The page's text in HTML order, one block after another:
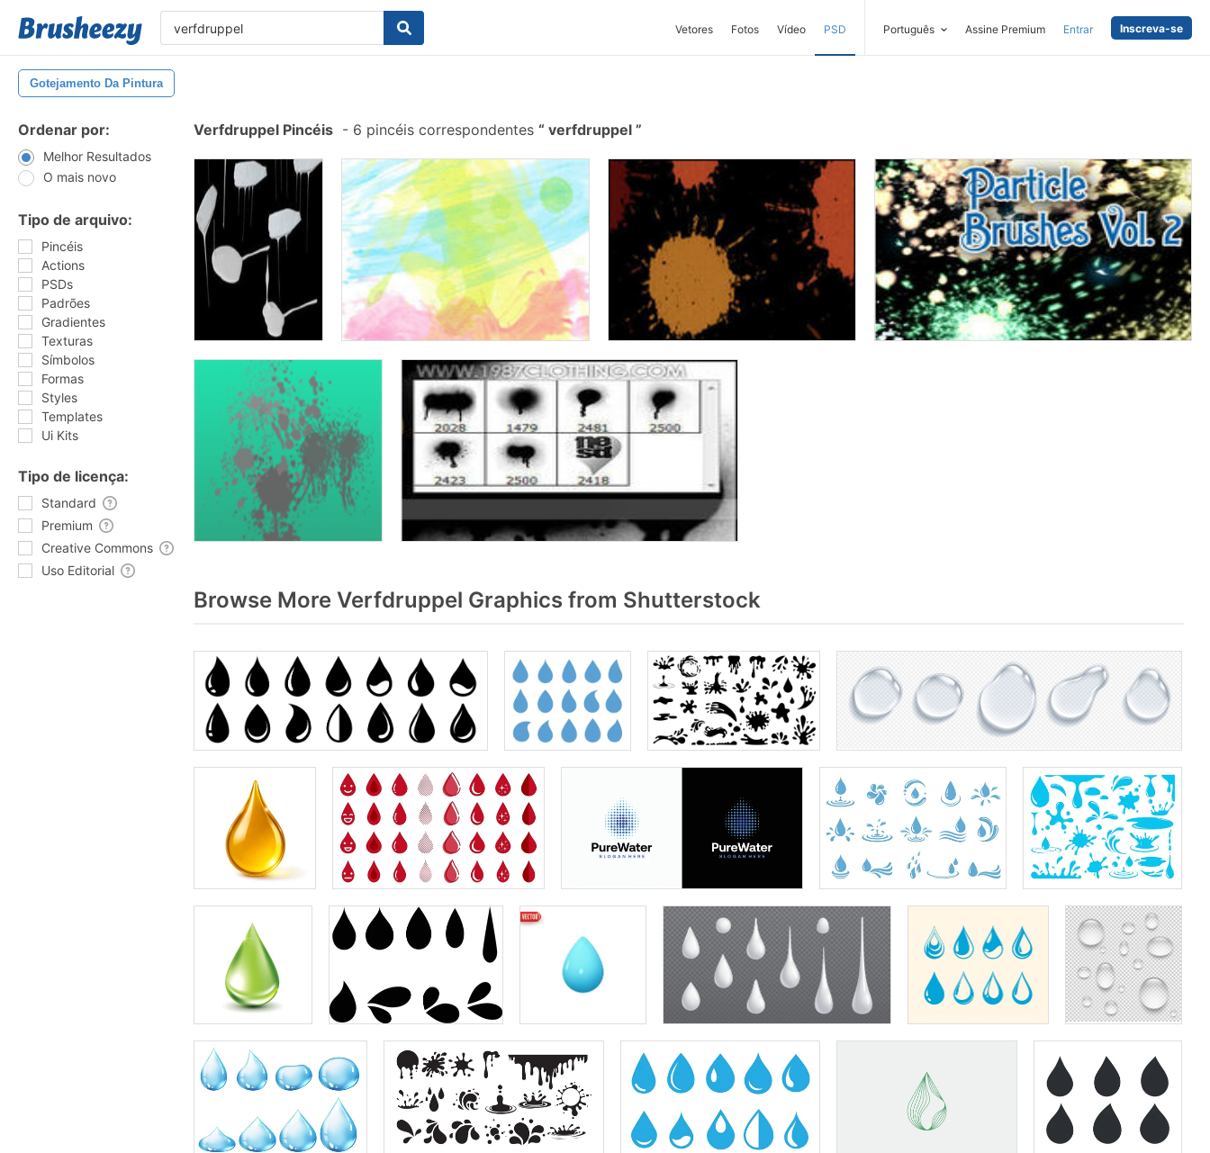
Vetores Fotos Vídeo PSD Português Assine Premium Entrar Inscreva-se
Gotejamento Da Pintura
Ordenar por:
Melhor Resultados
O mais novo
Tipo de arquivo:
Pincéis
Actions
PSDs
Padrões
Gradientes
Texturas
Símbolos
Formas
Styles
Templates
Ui Kits
Tipo de licença:
Standard
Premium
Creative Commons
Uso Editorial
Verfdruppel Pincéis - 6 pincéis correspondentes verfdruppel
Browse More Verfdruppel Graphics from Shutterstock